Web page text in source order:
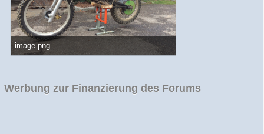
image.png
1,27 MB, 1.136×640, 963 mal angesehen
Werbung zur Finanzierung des Forums